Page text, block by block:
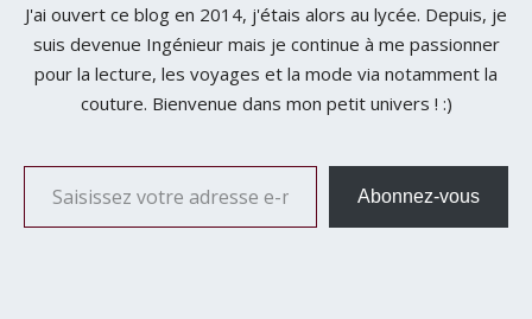
J'ai ouvert ce blog en 2014, j'étais alors au lycée. Depuis, je
suis devenue Ingénieur mais je continue à me passionner
pour la lecture, les voyages et la mode via notamment la
couture. Bienvenue dans mon petit univers ! :)
Saisissez votre adresse e-mail…
Abonnez-vous